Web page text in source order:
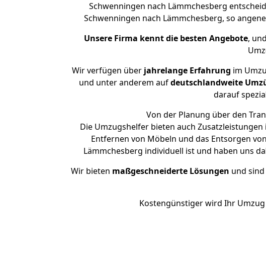
Schwenningen nach Lämmchesberg
Schwenningen nach Lämmchesberg, so
Unsere Firma kennt die besten Angebote,
Wir verfügen über jahrelange Erfahrung im
und unter anderem aufdeutschlandweite
darauf
Von der Planung über den
Die Umzugshelfer bieten auch
Entfernen von Möbeln und das Entsorgen
Lämmchesberg individuell ist und haben uns
Wir bieten maßgeschneiderte Lösungen und
Kostengünstiger wird Ihr